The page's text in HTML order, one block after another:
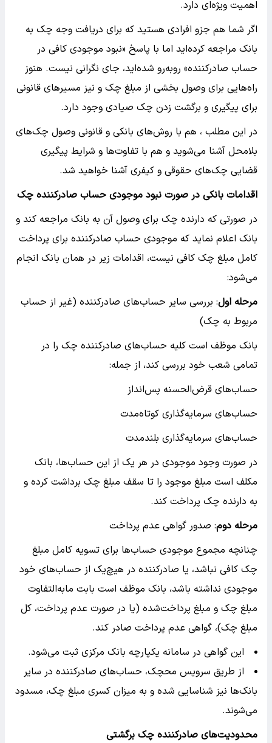
اهمیت ویژه‌ای دارد.
اگر شما هم جزو افرادی هستید که برای دریافت وجه چک به
بانک مراجعه کرده‌اید اما با پاسخ «نبود موجودی کافی در
حساب صادرکننده» روبه‌رو شده‌اید، جای نگرانی نیست. هنوز
راه‌هایی برای وصول بخشی از مبلغ چک و نیز مسیرهای قانونی
برای پیگیری و برگشت زدن چک صیادی وجود دارد.
در این مطلب ، هم با روش‌های بانکی و قانونی وصول چک‌های
بلامحل آشنا می‌شوید و هم با تفاوت‌ها و شرایط پیگیری
قضایی چک‌های حقوقی و کیفری آشنا خواهید شد.
اقدامات بانکی در صورت نبود موجودی حساب صادرکننده چک
در صورتی که دارنده چک برای وصول آن به بانک مراجعه کند و
بانک اعلام نماید که موجودی حساب صادرکننده برای پرداخت
کامل مبلغ چک کافی نیست، اقدامات زیر در همان بانک انجام
می‌شود:
مرحله اول: بررسی سایر حساب‌های صادرکننده (غیر از حساب
مربوط به چک)
بانک موظف است کلیه حساب‌های صادرکننده چک را در
تمامی شعب خود بررسی کند، از جمله:
حساب‌های قرض‌الحسنه پس‌انداز
حساب‌های سرمایه‌گذاری کوتاه‌مدت
حساب‌های سرمایه‌گذاری بلندمدت
در صورت وجود موجودی در هر یک از این حساب‌ها، بانک
مکلف است مبلغ موجود را تا سقف مبلغ چک برداشت کرده و
به دارنده چک پرداخت کند.
مرحله دوم: صدور گواهی عدم پرداخت
چنانچه مجموع موجودی حساب‌ها برای تسویه کامل مبلغ
چک کافی نباشد، یا صادرکننده در هیچ‌یک از حساب‌های خود
موجودی نداشته باشد، بانک موظف است بابت مابه‌التفاوت
مبلغ چک و مبلغ پرداخت‌شده (یا در صورت عدم پرداخت، کل
مبلغ چک)، گواهی عدم پرداخت صادر کند.
این گواهی در سامانه یکپارچه بانک مرکزی ثبت می‌شود.
از طریق سرویس محچک، حساب‌های صادرکننده در سایر
بانک‌ها نیز شناسایی شده و به میزان کسری مبلغ چک، مسدود
می‌شوند.
محدودیت‌های صادرکننده چک برگشتی